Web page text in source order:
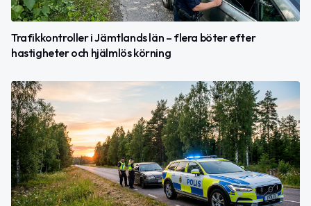
Trafikkontroller i Jämtlands län – flera böter efter
hastigheter och hjälmlös körning